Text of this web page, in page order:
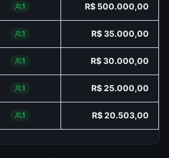
1 R$ 500.000,00
1 R$ 35.000,00
1 R$ 30.000,00
1 R$ 25.000,00
1 R$ 20.503,00